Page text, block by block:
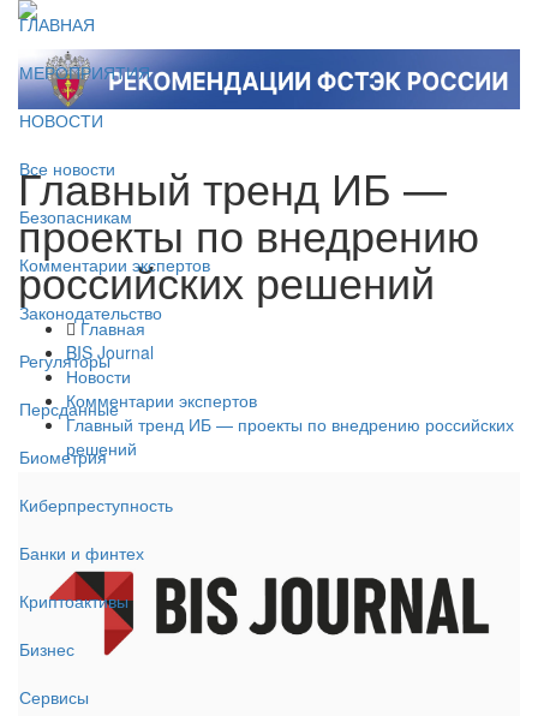
ГЛАВНАЯ
МЕРОПРИЯТИЯ
НОВОСТИ
Все новости
Безопасникам
Комментарии экспертов
Законодательство
Регуляторы
Персданные
Биометрия
Киберпреступность
Банки и финтех
Криптоактивы
Бизнес
Сервисы
Главный тренд ИБ —
проекты по внедрению
российских решений
Главная
BIS Journal
Новости
Комментарии экспертов
Главный тренд ИБ — проекты по внедрению российских
решений